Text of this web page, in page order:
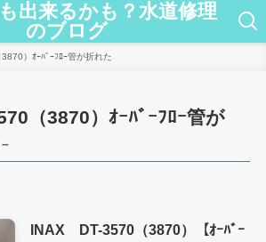
出来るかも？水道修理
のブログ
）ｵｰﾊﾞｰﾌﾛｰ管が折れた
（3870）ｵｰﾊﾞｰﾌﾛｰ管が
INAX DT-3570（3870）【ｵｰﾊﾞｰ